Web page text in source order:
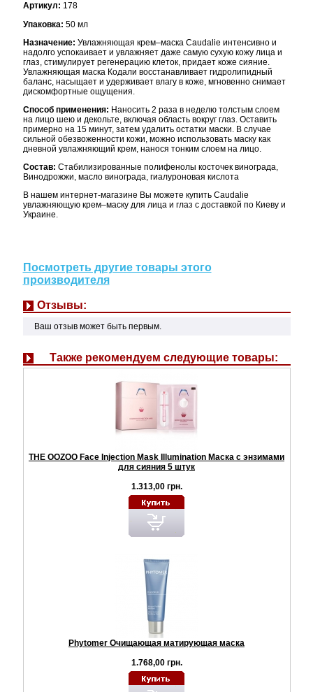
Артикул: 178
Упаковка: 50 мл
Назначение: Увлажняющая крем–маска Caudalie интенсивно и
надолго успокаивает и увлажняет даже самую сухую кожу лица и
глаз, стимулирует регенерацию клеток, придает коже сияние.
Увлажняющая маска Кодали восстанавливает гидролипидный
баланс, насыщает и удерживает влагу в коже, мгновенно снимает
дискомфортные ощущения.
Способ применения: Наносить 2 раза в неделю толстым слоем
на лицо шею и декольте, включая область вокруг глаз. Оставить
примерно на 15 минут, затем удалить остатки маски. В случае
сильной обезвоженности кожи, можно использовать маску как
дневной увлажняющий крем, нанося тонким слоем на лицо.
Состав: Cтабилизированные полифенолы косточек винограда,
Винодрожжи, масло винограда, гиалуроновая кислота
В нашем интернет-магазине Вы можете купить Caudalie
увлажняющую крем–маску для лица и глаз с доставкой по Киеву и
Украине.
Посмотреть другие товары этого
производителя
Отзывы:
Ваш отзыв может быть первым.
Также рекомендуем следующие товары:
THE OOZOO Face Injection Mask Illumination Маска с энзимами
для сияния 5 штук
1.313,00 грн.
Phytomer Очищающая матирующая маска
1.768,00 грн.